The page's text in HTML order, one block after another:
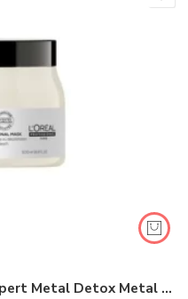
L’Oréal Professionnel Serie Expert Metal Detox Metal Anti-Deposit Protector Mask 500ml